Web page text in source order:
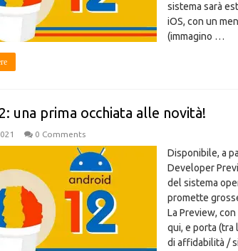
sistema sarà
iOS, con un
(immagino …
una prima occhiata alle novità!
0 Comments
Disponibile, a
Developer
del sistema
promette
La Preview,
qui, e porta (tra
di affidabilità /